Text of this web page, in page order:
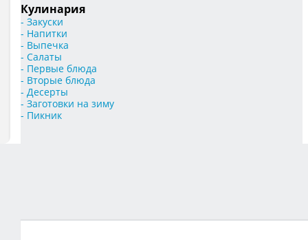
Кулинария
- Закуски
- Напитки
- Выпечка
- Салаты
- Первые блюда
- Вторые блюда
- Десерты
- Заготовки на зиму
- Пикник